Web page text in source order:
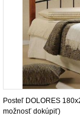
Posteľ DOLORES
možnosť dokúpiť)